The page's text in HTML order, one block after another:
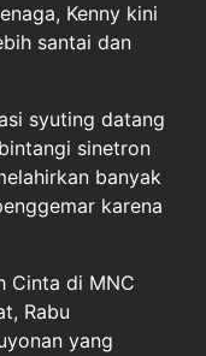
Kenny kini
santai dan
syuting datang
sinetron
banyak
karena
Cinta di MNC
Rabu
yang